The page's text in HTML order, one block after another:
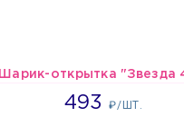
493₽/ШТ.
493